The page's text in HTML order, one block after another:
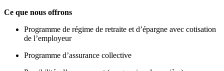
Ce que nous offrons
Programme de régime de retraite et d’épargne avec cotisation
de l’employeur
Programme d’assurance collective